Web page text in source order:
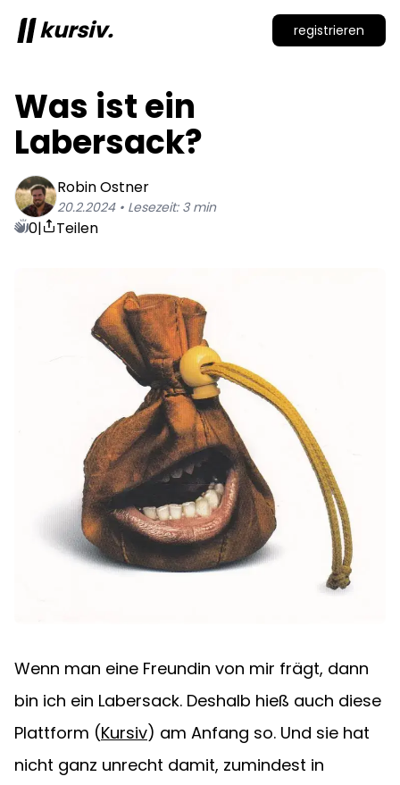
kursiv. registrieren
Was ist ein
Labersack?
RobinOstner
20.2.2024• Lesezeit: 3min
0| Teilen
Wenn man eine Freundin von mir frägt, dann
bin ich ein Labersack. Deshalb hieß auch diese
Plattform (Kursiv) am Anfang so. Und sie hat
nicht ganz unrecht damit, zumindest in